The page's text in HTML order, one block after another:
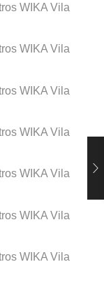
WIKA Vila
WIKA Vila
WIKA Vila
WIKA Vila
WIKA Vila
WIKA Vila
WIKA Vila